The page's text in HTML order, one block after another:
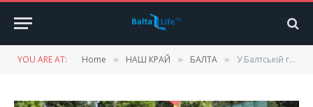
YOU ARE AT: Home » НАШ КРАЙ » БАЛТА » У Балтській громаді відбувся І етап Всеукраїнської дитячо-юнацької військово-патріотичної гри «Сокіл»